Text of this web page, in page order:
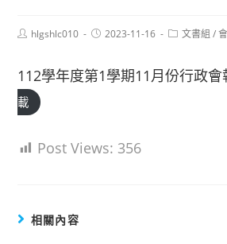
Posthlgshlc010
Post2023-11-16
Post文書組 /
112學年度第1學期11月份行政
載
Post Views: 356
相關內容